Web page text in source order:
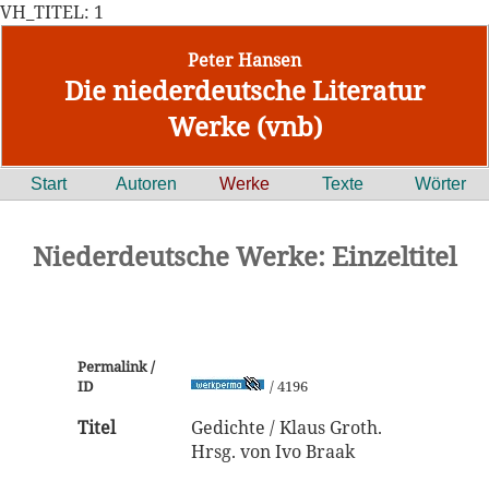
VH_TITEL: 1
Peter Hansen
Die niederdeutsche Literatur
Werke (vnb)
Start Autoren Werke Texte Wörter
Niederdeutsche Werke: Einzeltitel
Permalink /
ID
/ 4196
Titel
Gedichte / Klaus Groth.
Hrsg. von Ivo Braak